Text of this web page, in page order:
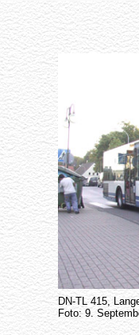
DN-TL 415,
Foto: 9.